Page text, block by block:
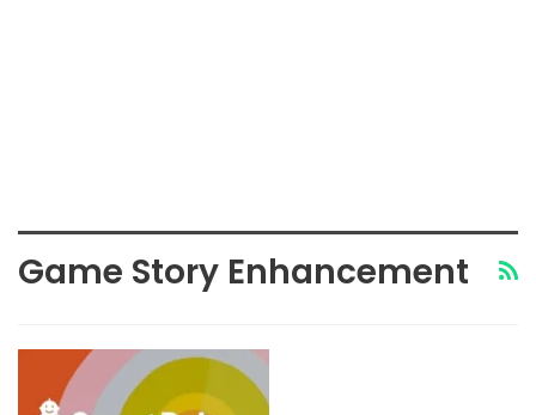
Game Story Enhancement